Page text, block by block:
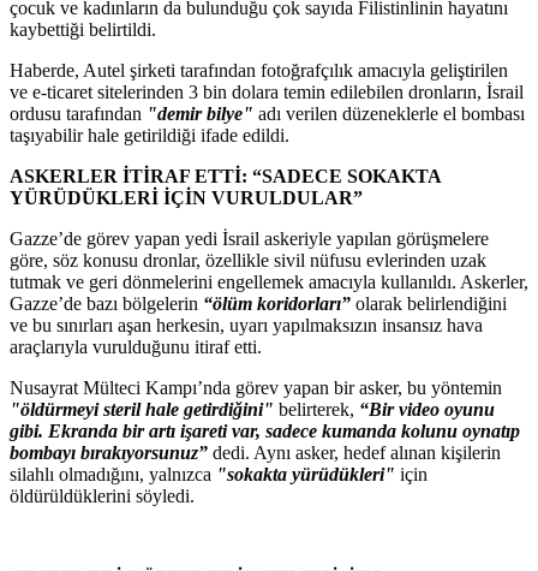
çocuk ve kadınların da bulunduğu çok sayıda Filistinlinin hayatını
kaybettiği belirtildi.
Haberde, Autel şirketi tarafından fotoğrafçılık amacıyla geliştirilen
ve e-ticaret sitelerinden 3 bin dolara temin edilebilen dronların, İsrail
ordusu tarafından "demir bilye" adı verilen düzeneklerle el bombası
taşıyabilir hale getirildiği ifade edildi.
ASKERLER İTİRAF ETTİ: “SADECE SOKAKTA
YÜRÜDÜKLERİ İÇİN VURULDULAR”
Gazze’de görev yapan yedi İsrail askeriyle yapılan görüşmelere
göre, söz konusu dronlar, özellikle sivil nüfusu evlerinden uzak
tutmak ve geri dönmelerini engellemek amacıyla kullanıldı. Askerler,
Gazze’de bazı bölgelerin “ölüm koridorları” olarak belirlendiğini
ve bu sınırları aşan herkesin, uyarı yapılmaksızın insansız hava
araçlarıyla vurulduğunu itiraf etti.
Nusayrat Mülteci Kampı’nda görev yapan bir asker, bu yöntemin
"öldürmeyi steril hale getirdiğini" belirterek, “Bir video oyunu
gibi. Ekranda bir artı işareti var, sadece kumanda kolunu oynatıp
bombayı bırakıyorsunuz” dedi. Aynı asker, hedef alınan kişilerin
silahlı olmadığını, yalnızca "sokakta yürüdükleri" için
öldürüldüklerini söyledi.